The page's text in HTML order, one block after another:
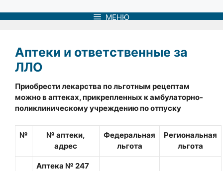
МЕНЮ
Аптеки и ответственные за
ЛЛО
Приобрести лекарства по льготным рецептам
можно в аптеках, прикрепленных к амбулаторно-
поликлиническому учреждениюпо отпуску
№
№ аптеки,
адрес
Федеральная
льгота
Региональная
льгота
Аптека № 247